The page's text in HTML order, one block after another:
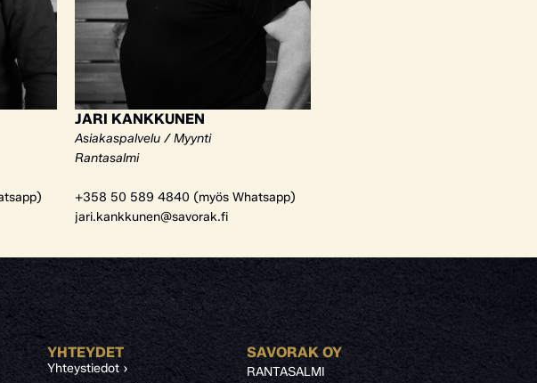
JARI KANKKUNEN
Asiakaspalvelu / Myynti
Rantasalmi
+358 50 589 4840 (myös Whatsapp)
jari.kankkunen@savorak.fi
YHTEYDET
Yhteystiedot ›
SAVORAK OY
RANTASALMI